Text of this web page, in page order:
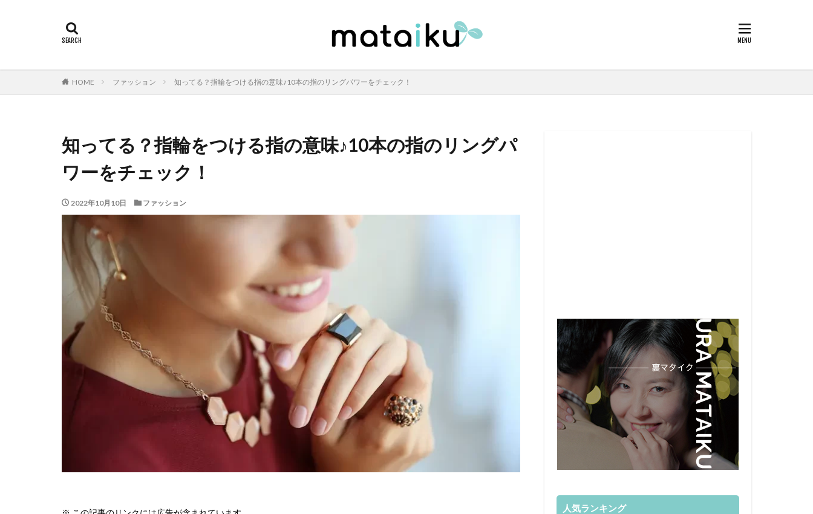
HOME ファッション 知ってる？指輪をつける指の意味♪10本の指のリングパワーをチェック！
知ってる？指輪をつける指の意味♪10本の指のリングパ
ワーをチェック！
2022年10月10日 ファッション
人気ランキング